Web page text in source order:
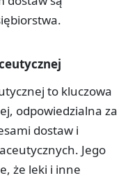
to kluczowa
odpowiedzialna za
dostaw i
Jego
że leki i inne